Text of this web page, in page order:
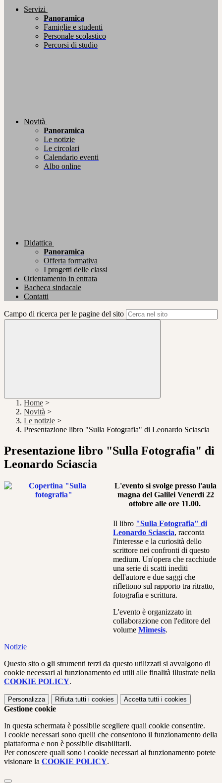
Servizi
Panoramica
Famiglie e studenti
Personale scolastico
Percorsi di studio
Novità
Panoramica
Le notizie
Le circolari
Calendario eventi
Albo online
Didattica
Panoramica
Offerta formativa
I progetti delle classi
Orientamento in entrata
Bacheca sindacale
Contatti
Campo di ricerca per le pagine del sito
Home >
Novità >
Le notizie >
Presentazione libro "Sulla Fotografia" di Leonardo Sciascia
Presentazione libro "Sulla Fotografia" di
Leonardo Sciascia
L'evento si svolge presso l'aula
magna del GalileiVenerdì 22
ottobrealle ore 11.00.
Il libro "Sulla Fotografia" di
Leonardo Sciascia, racconta
l'interesse e la curiosità dello
scrittore nei confronti di questo
medium. Un'opera che racchiude
una serie di scatti inediti
dell'autore e due saggi che
riflettono sul rapporto tra ritratto,
fotografia e scrittura.
L'evento è organizzato in
collaborazione con l'editore del
volume Mimesis.
Notizie
Questo sito o gli strumenti terzi da questo utilizzati si avvalgono di
cookie necessari al funzionamento ed utili alle finalità illustrate nella
COOKIE POLICY.
Personalizza Rifiuta tutti i cookies Accetta tutti i cookies
Gestione cookie
In questa schermata è possibile scegliere quali cookie consentire.
I cookie necessari sono quelli che consentono il funzionamento della
piattaforma e non è possibile disabilitarli.
Per conoscere quali sono i cookie necessari al funzionamento potete
visionare la COOKIE POLICY.